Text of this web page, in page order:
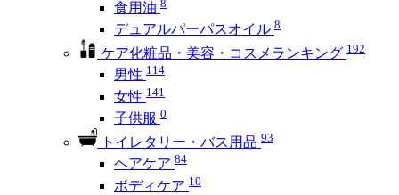
食用油
デュアルパーパスオイル 8
ケア化粧品・美容・コスメランキング 192
男性 114
女性 141
子供服 0
トイレタリー・バス用品 93
ヘアケア 84
ボディケア 10